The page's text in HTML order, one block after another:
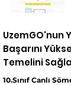
UzemGO'nun
Başarını
Temelini
10.Sınıf Canlı